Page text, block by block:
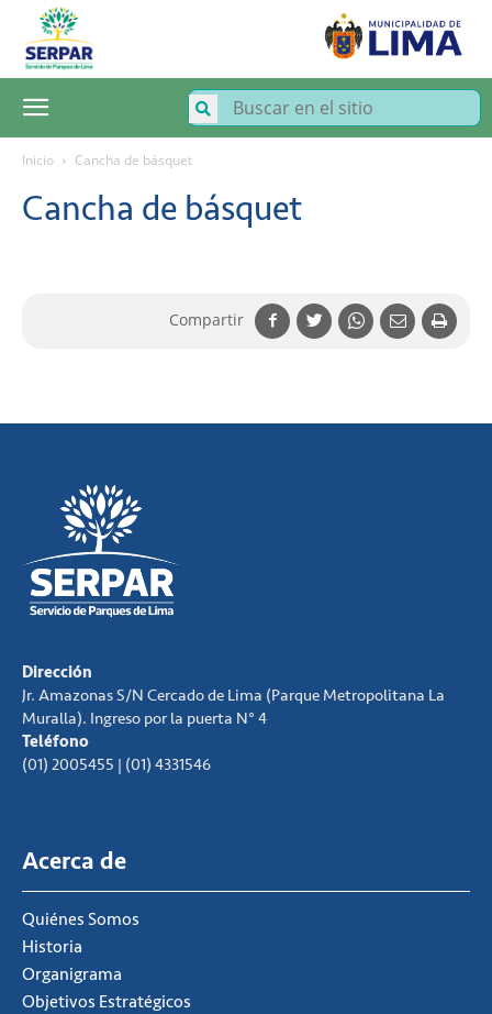
SERPAR
Servicio
de
Parques
Inicio Cancha de básquet
Cancha de básquet
Compartir
Dirección
Jr. Amazonas S/N Cercado de Lima (Parque Metropolitana La
Muralla). Ingreso por la puerta N° 4
Teléfono
(01) 2005455 | (01) 4331546
Acerca de
Quiénes Somos
Historia
Organigrama
Objetivos Estratégicos